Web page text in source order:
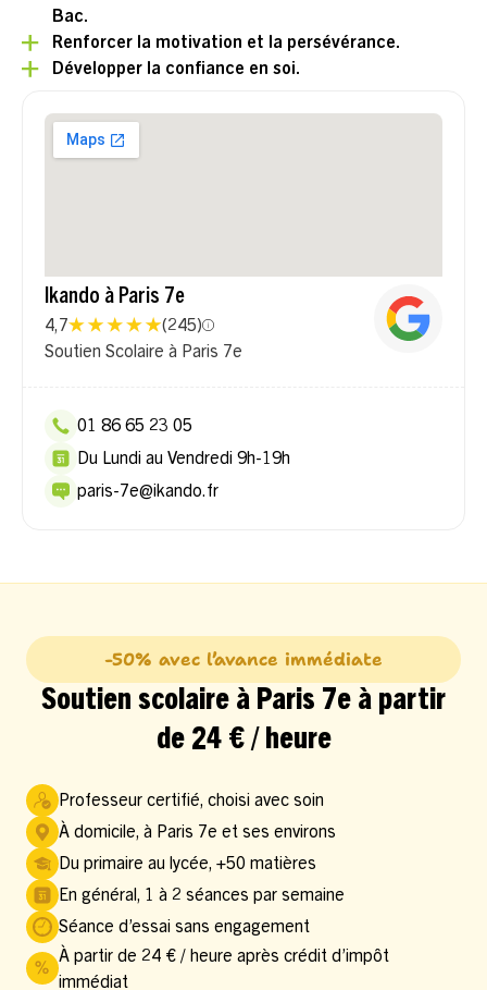
Bac.
Renforcer la motivation et la persévérance.
Développer la confiance en soi.
Ikando à Paris 7e
4,7 (245)
Soutien Scolaire à Paris 7e
01 86 65 23 05
Du Lundi au Vendredi 9h-19h
paris-7e@ikando.fr
-50% avec l’avance immédiate
Soutien scolaire à Paris 7e à partir
de 24 € / heure
Professeur certifié, choisi avec soin
À domicile, à Paris 7e et ses environs
Du primaire au lycée, +50 matières
En général, 1 à 2 séances par semaine
Séance d’essai sans engagement
À partir de 24 € / heure après crédit d’impôt
immédiat